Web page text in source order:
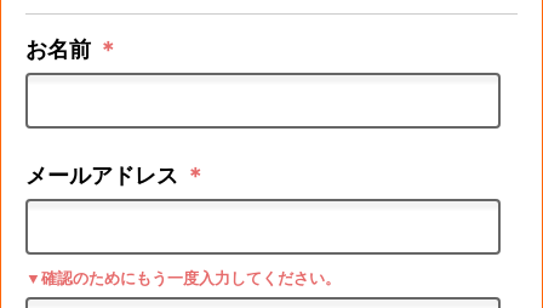
お名前 ＊
メールアドレス ＊
▼確認のためにもう一度入力してください。